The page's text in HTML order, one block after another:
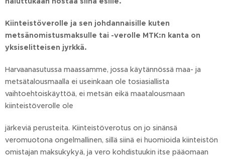
Kiinteistöverolle ja sen johdannaisille kuten
metsänomistusmaksulle tai -verolle MTK:n kanta on
yksiselitteisen jyrkkä.
Harvaanasutussa maassamme, jossa käytännössä maa- ja
metsätalousmaalla ei useinkaan ole tosiasiallista
vaihtoehtoiskäyttöä, ei metsän eikä maatalousmaan
kiinteistöverolle ole
järkeviä perusteita. Kiinteistöverotus on jo sinänsä
veromuotona ongelmallinen, sillä siinä ei huomioida kiinteistön
omistajan maksukykyä, ja vero kohdistuukin itse pääomaan